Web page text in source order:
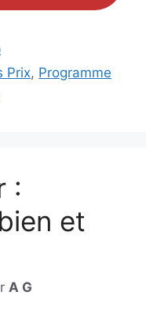
Prix, Programme
:
et
A G